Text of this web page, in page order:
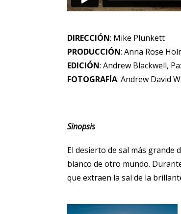
DIRECCIÓN: Mike Plunkett
PRODUCCIÓN: Anna Rose
EDICIÓN: Andrew Blackwell,
FOTOGRAFÍA: Andrew David
Sinopsis
El desierto de sal más grande
blanco de otro mundo.
que extraen la sal de la